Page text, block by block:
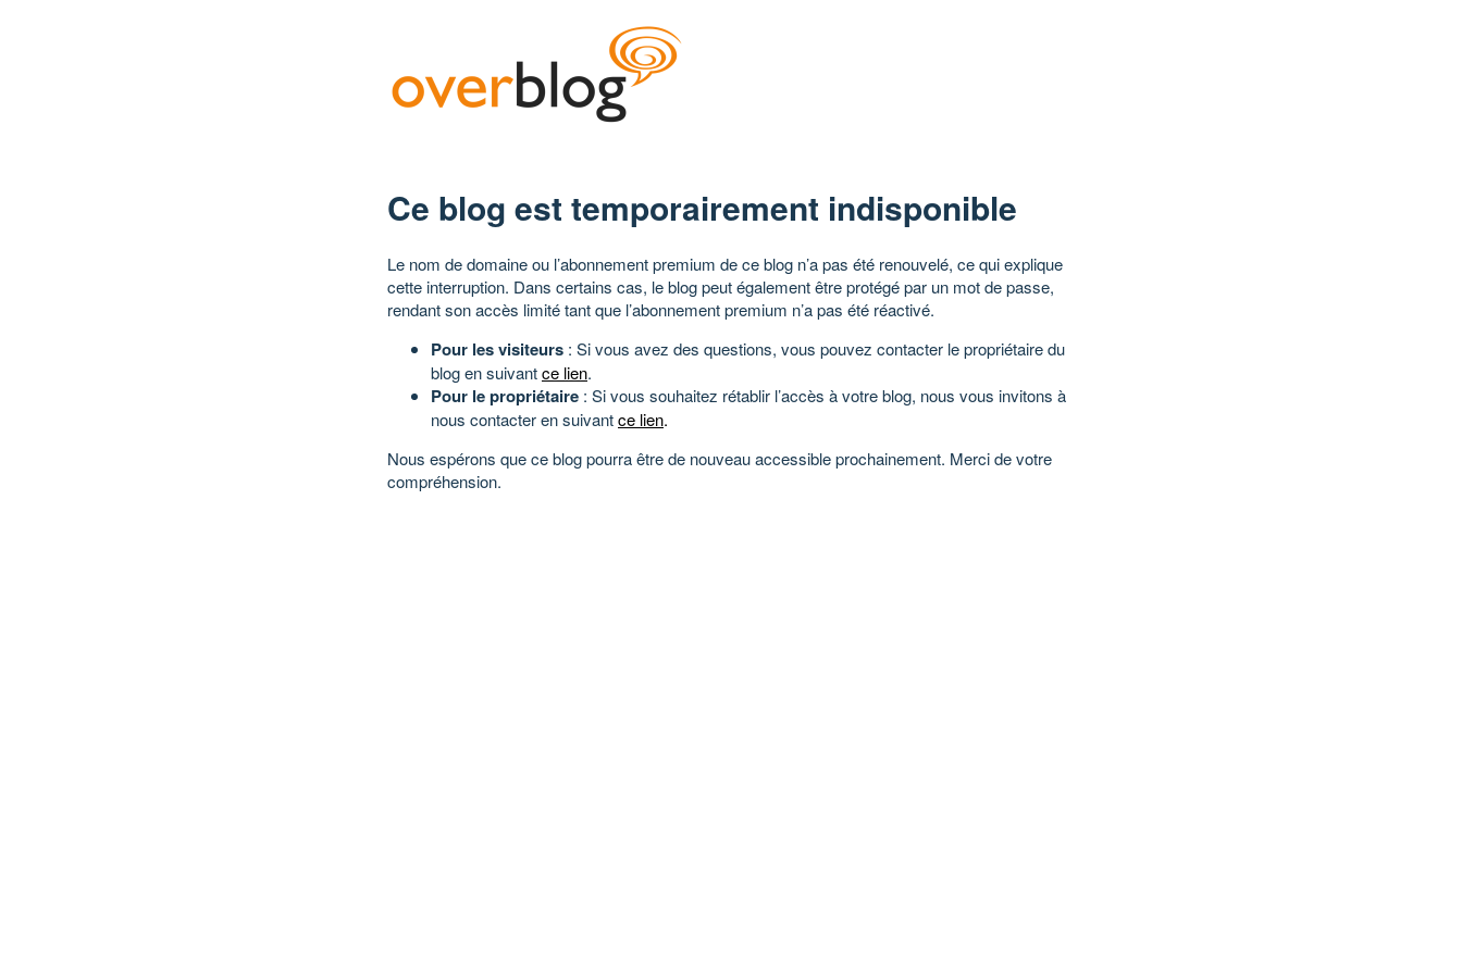
Ce blog est temporairement indisponible
Le nom de domaine ou l’abonnement premium de ce blog n’a pas été renouvelé, ce qui explique
cette interruption. Dans certains cas, le blog peut également être protégé par un mot de passe,
rendant son accès limité tant que l’abonnement premium n’a pas été réactivé.
Pour les visiteurs : Si vous avez des questions, vous pouvez contacter le propriétaire du
blog en suivantce lien.
Pour le propriétaire : Si vous souhaitez rétablir l’accès à votre blog, nous vous invitons à
nous contacter en suivantce lien.
Nous espérons que ce blog pourra être de nouveau accessible prochainement. Merci de votre
compréhension.